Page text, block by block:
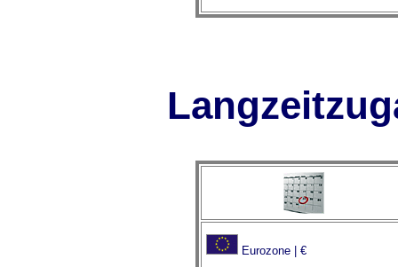
Eurozone | €